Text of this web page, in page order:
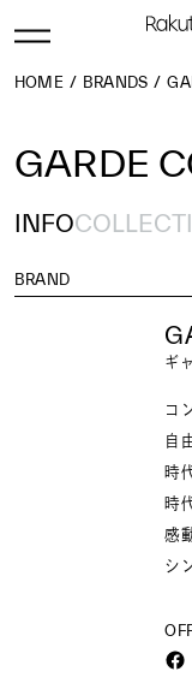
HOME BRANDS
GARDE
INFO
BRAND
ギ
コ
自
時
時
感
シ